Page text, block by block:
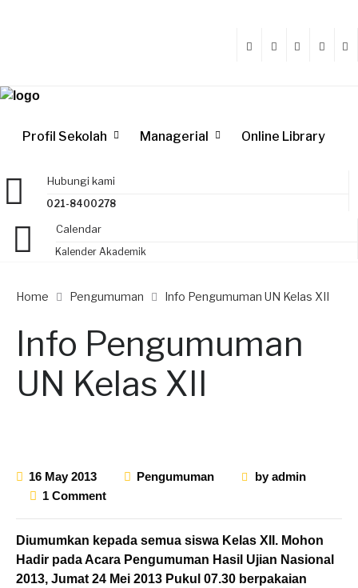
Profil Sekolah Managerial Online Library
Hubungi kami
021-8400278
Calendar
Kalender Akademik
Home Pengumuman Info Pengumuman UN Kelas XII
Info Pengumuman
UN Kelas XII
16 May 2013 Pengumuman byadmin
1 Comment
Diumumkan kepada semua siswa Kelas XII. Mohon
Hadir pada Acara Pengumuman Hasil Ujian Nasional
2013, Jumat 24 Mei 2013 Pukul 07.30 berpakaian